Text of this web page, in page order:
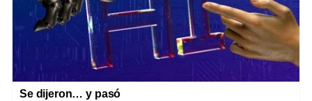
Se dijeron… y pasó